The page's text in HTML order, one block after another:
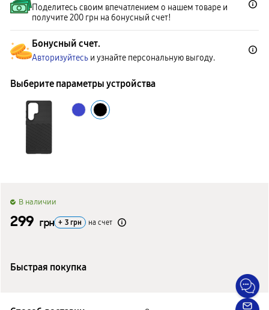
Поделитесь своим впечатлением о нашем товаре и
получите 200 грн на бонусный счет!
Бонусный счет.
Авторизуйтесь и узнайте персональную выгоду.
Выберите параметры устройства
B наличии
299 грн + 3 грн на счет
Быстрая покупка